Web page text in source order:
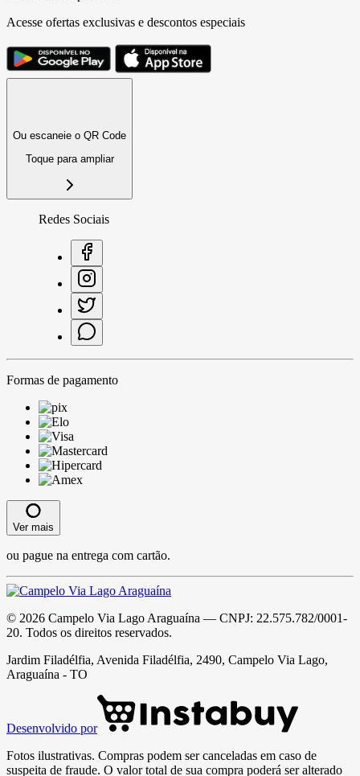
Acesse ofertas exclusivas e descontos especiais
Ou escaneie o QR Code
Toque para ampliar
Redes Sociais
Formas de pagamento
Ver mais
ou pague na entrega com cartão.
© 2026 Campelo Via Lago Araguaína — CNPJ: 22.575.782/0001-
20. Todos os direitos reservados.
Jardim Filadélfia, Avenida Filadélfia, 2490, Campelo Via Lago,
Araguaína - TO
Desenvolvido por
Fotos ilustrativas. Compras podem ser canceladas em caso de
suspeita de fraude. O valor total de sua compra poderá ser alterado